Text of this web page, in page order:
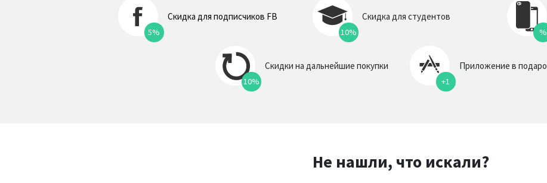
5%
Скидка для подписчиков FB
10%
Скидка для студентов
%
10%
Скидки на дальнейшие покупки
+1
Приложение в подаро
Не нашли, что искали?